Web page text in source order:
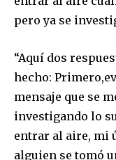
pero ya se
“Aquí dos
hecho:
mensaje que se
investigando lo
entrar al aire, mi
alguien se tomó